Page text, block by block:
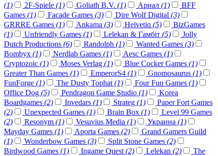
(1)
2F-Spiele (1) Goliath B.V. (1) Ариал (1)
BFF
Games (1) Facade Games (3) Dire Wolf Digital (3)
GRRRE Games (1) Ankama (3) Helvetiq (5)
BizGames
(1)
Unfriendly Games (1) Lelekan & Гамбіт (5)
Jolly
Dutch Productions (6) Randolph (1) Wanted Games (3)
Bombyx (1) Nerdlab Games (1) Aesc Games (1)
Cryptozoic (1) Moses Verlag (1) Blue Cocker Games (1)
Greater Than Games (1) EmperorS4 (1) Gnomosaurus (1)
FunForge (1) The Dusty Tophat (1) Four Fun Games (1)
Office Dog (5) Pendragon Game Studio (1)
Korea
Boardgames (2) Invedars (1) Strateg (1)
Paper Fort Games
(2)
Unexpected Games (1) Brain Box (1)
Level 99 Games
(2)
Resonym (1) Vesuvius Media (1) Украина (1)
Mayday Games (1) Aporta Games (2)
Grand Gamers Guild
(1)
Wonderbow Games (3) Split Stone Games (2)
Birdwood Games (1) Ingame Quest (2) Lelekan (2)
The